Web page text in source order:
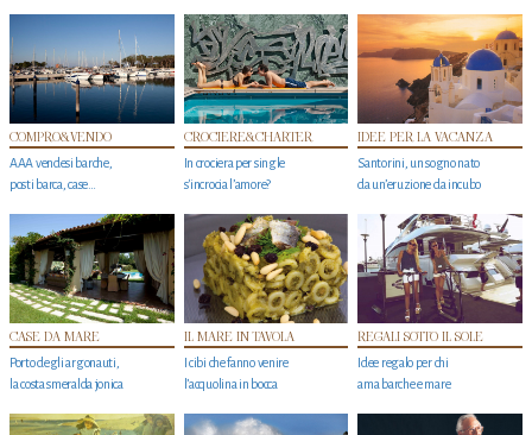
COMPRO&VENDO
AAA vendesi barche,
posti barca, case…
CROCIERE&CHARTER
In crociera per single
s'incrocia l’amore?
IDEE PER LA VACANZA
Santorini, un sogno nato
da un’eruzione da incubo
CASE DA MARE
Porto degli argonauti,
la costa smeralda jonica
IL MARE IN TAVOLA
I cibi che fanno venire
l’acquolina in bocca
REGALI SOTTO IL SOLE
Idee regalo per chi
ama barche e mare